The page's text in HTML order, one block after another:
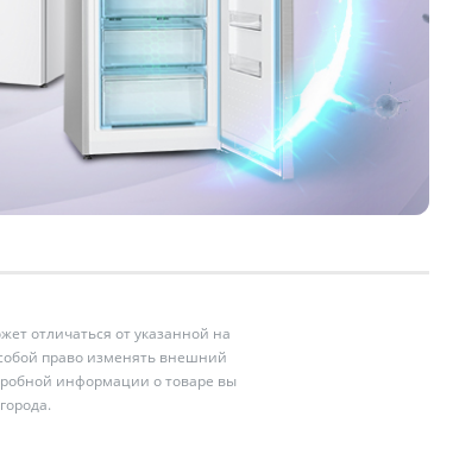
отличаться от указанной на
право изменять внешний
информации о товаре вы